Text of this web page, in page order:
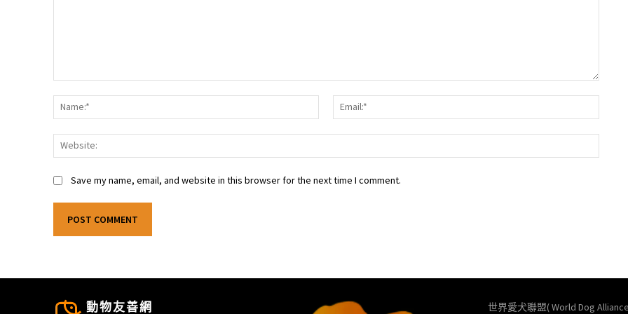
Name:*
Save my name, email, and website in this browser for the next time I comment.
動物友善網 世界愛犬聯盟( World Dog